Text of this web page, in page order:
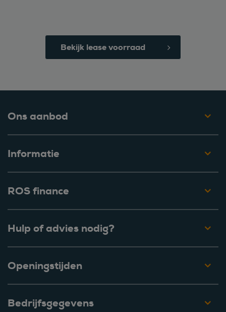
Bekijk lease voorraad
Ons aanbod
Informatie
ROS finance
Hulp of advies nodig?
Openingstijden
Bedrijfsgegevens